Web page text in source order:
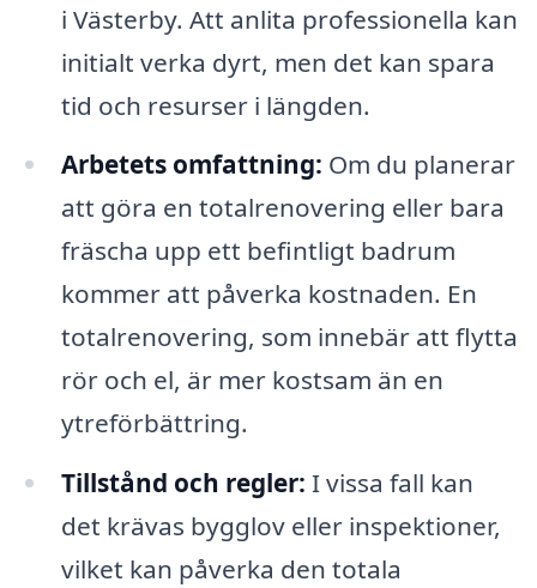
i Västerby. Att anlita professionella kan
initialt verka dyrt, men det kan spara
tid och resurser i längden.
Arbetets omfattning: Om du planerar
att göra en totalrenovering eller bara
fräscha upp ett befintligt badrum
kommer att påverka kostnaden. En
totalrenovering, som innebär att flytta
rör och el, är mer kostsam än en
ytreförbättring.
Tillstånd och regler: I vissa fall kan
det krävas bygglov eller inspektioner,
vilket kan påverka den totala